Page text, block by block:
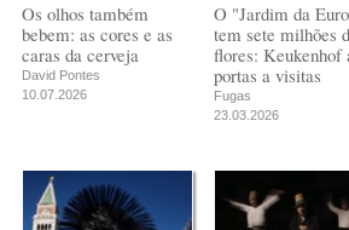
Os olhos também
bebem: as cores e as
caras da cerveja
David Pontes
10.07.2026
O "Jardim da
tem sete milhões
flores: Keukenhof
portas a visitas
Fugas
23.03.2026